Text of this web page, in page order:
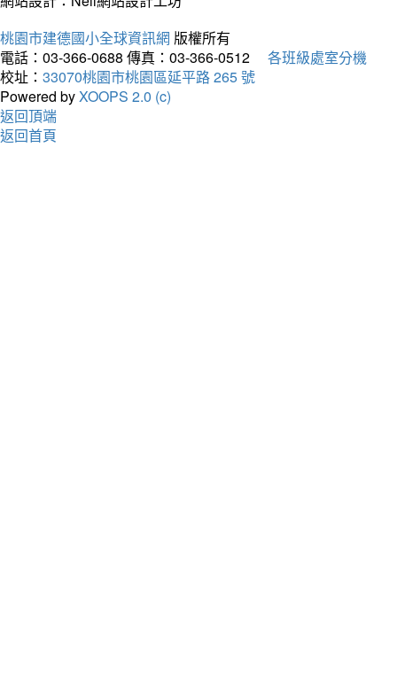
桃園市建德國小全球資訊網 版權所有
電話：03-366-0688 傳真：03-366-0512
各班級處室分機
校址： 33070桃園市桃園區延平路 265 號
Powered byXOOPS 2.0 (c)
返回頂端
返回首頁